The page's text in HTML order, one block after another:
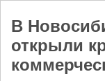
В
открыли